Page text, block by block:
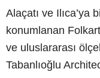
Alaçatı ve Ilıca’ya
konumlanan
ve uluslararası
Tabanlıoğlu